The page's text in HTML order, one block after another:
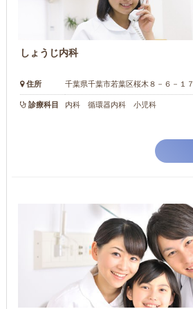
しょうじ内科
住所 千葉県千葉市若葉区桜木８－６－１７
診療科目 内科 循環器内科 小児科